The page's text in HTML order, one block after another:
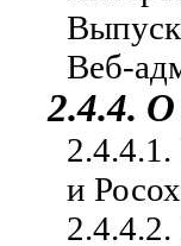
Веб-
2.4.4.
и